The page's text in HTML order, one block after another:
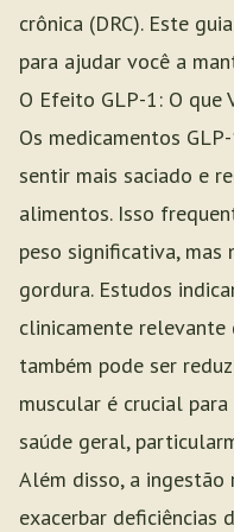
crônica (DRC). Este
para ajudar você a
O Efeito GLP-1: O que
Os medicamentos
sentir mais saciado e
alimentos. Isso
peso significativa,
gordura. Estudos
clinicamente relevante
também pode ser
muscular é crucial
saúde geral,
Além disso, a
exacerbar deficiências